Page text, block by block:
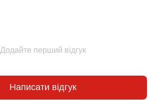
Додайте перший відгук
Написати відгук